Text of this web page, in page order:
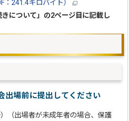
：241.4キロバイト）
について」の2ページ目に記載し
出場前に提出してください
（出場者が未成年者の場合、保護